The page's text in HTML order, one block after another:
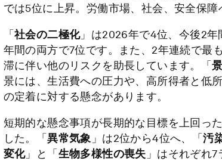
では5位に上昇。労働市場、社会、安全保
「社会の二極化」は2026年で4位、今後2
年間の両方で7位です。また、2年連続で最
滞に伴い他のリスクを助長しています。「
景には、生活費への圧力や、高所得者と低
の定着に対する懸念があります。
短期的な懸念事項が長期的な目標を上回っ
した。「異常気象 」は2位から4位へ、「汚
変化」と「 生物多様性の喪失 」はそれぞれ